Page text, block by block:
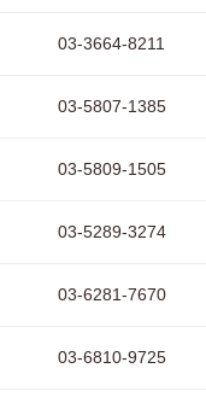
03-3664-8211
03-5807-1385
03-5809-1505
03-5289-3274
03-6281-7670
03-6810-9725